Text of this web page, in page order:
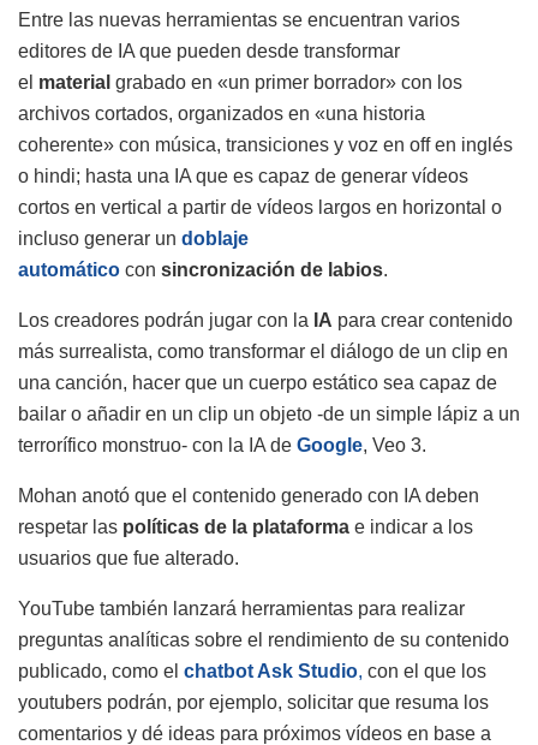
Entre las nuevas herramientas se encuentran varios
editores de IA que pueden desde transformar
el material grabado en «un primer borrador» con los
archivos cortados, organizados en «una historia
coherente» con música, transiciones y voz en off en inglés
o hindi; hasta una IA que es capaz de generar vídeos
cortos en vertical a partir de vídeos largos en horizontal o
incluso generar un doblaje
automático con sincronización de labios.
Los creadores podrán jugar con la IA para crear contenido
más surrealista, como transformar el diálogo de un clip en
una canción, hacer que un cuerpo estático sea capaz de
bailar o añadir en un clip un objeto -de un simple lápiz a un
terrorífico monstruo- con la IA de Google, Veo 3.
Mohan anotó que el contenido generado con IA deben
respetar las políticas de la plataforma e indicar a los
usuarios que fue alterado.
YouTube también lanzará herramientas para realizar
preguntas analíticas sobre el rendimiento de su contenido
publicado, como el chatbot Ask Studio, con el que los
youtubers podrán, por ejemplo, solicitar que resuma los
comentarios y dé ideas para próximos vídeos en base a